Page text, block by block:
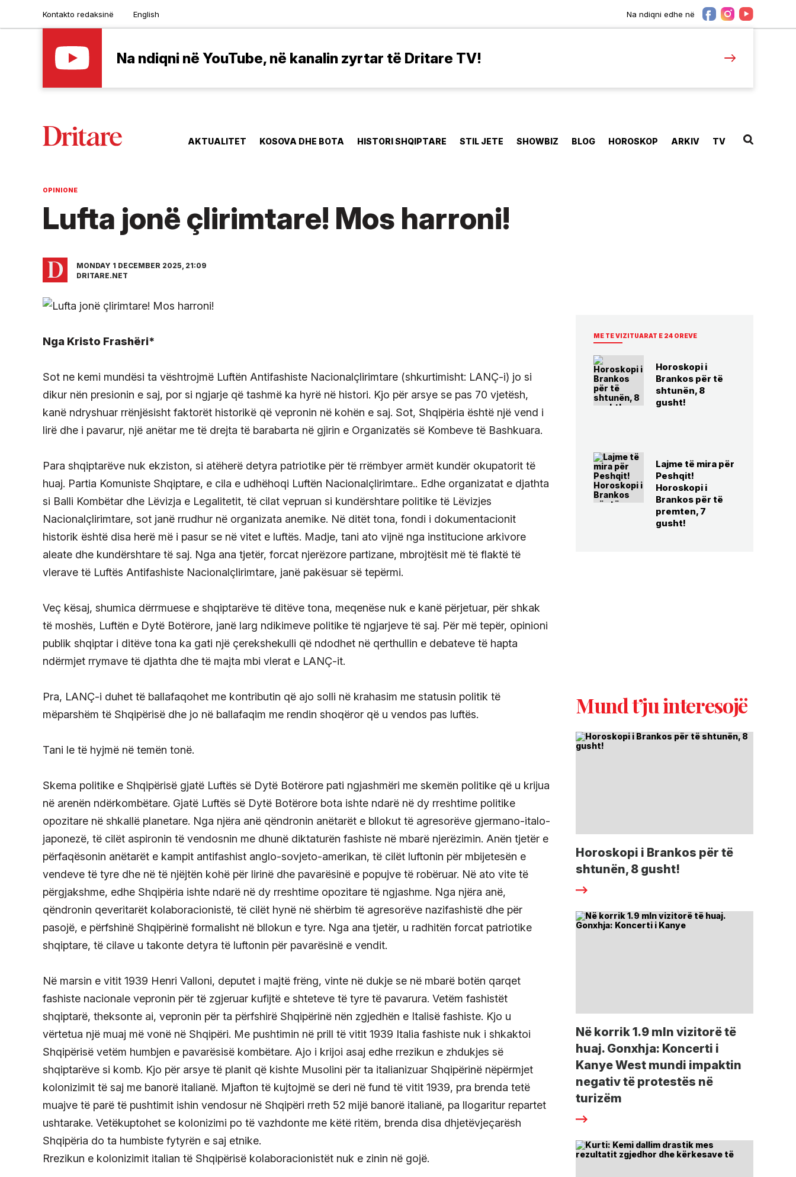
Kontakto redaksinë English Na ndiqni edhe në
Na ndiqni në YouTube, në kanalin zyrtar të Dritare TV!
AKTUALITET KOSOVA DHE BOTA HISTORI SHQIPTARE STIL JETE SHOWBIZ BLOG HOROSKOP ARKIV TV
OPINIONE
Lufta jonë çlirimtare! Mos harroni!
MONDAY 1 DECEMBER 2025, 21:09
DRITARE.NET
Nga Kristo Frashëri*
Sot ne kemi mundësi ta vështrojmë Luftën Antifashiste Nacionalçlirimtare (shkurtimisht: LANÇ-i) jo si
dikur nën presionin e saj, por si ngjarje që tashmë ka hyrë në histori. Kjo për arsye se pas 70 vjetësh,
kanë ndryshuar rrënjësisht faktorët historikë që vepronin në kohën e saj. Sot, Shqipëria është një vend i
lirë dhe i pavarur, një anëtar me të drejta të barabarta në gjirin e Organizatës së Kombeve të Bashkuara.
Para shqiptarëve nuk ekziston, si atëherë detyra patriotike për të rrëmbyer armët kundër okupatorit të
huaj. Partia Komuniste Shqiptare, e cila e udhëhoqi Luftën Nacionalçlirimtare.. Edhe organizatat e djathta
si Balli Kombëtar dhe Lëvizja e Legalitetit, të cilat vepruan si kundërshtare politike të Lëvizjes
Nacionalçlirimtare, sot janë rrudhur në organizata anemike. Në ditët tona, fondi i dokumentacionit
historik është disa herë më i pasur se në vitet e luftës. Madje, tani ato vijnë nga institucione arkivore
aleate dhe kundërshtare të saj. Nga ana tjetër, forcat njerëzore partizane, mbrojtësit më të flaktë të
vlerave të Luftës Antifashiste Nacionalçlirimtare, janë pakësuar së tepërmi.
Veç kësaj, shumica dërrmuese e shqiptarëve të ditëve tona, meqenëse nuk e kanë përjetuar, për shkak
të moshës, Luftën e Dytë Botërore, janë larg ndikimeve politike të ngjarjeve të saj. Për më tepër, opinioni
publik shqiptar i ditëve tona ka gati një çerekshekulli që ndodhet në qerthullin e debateve të hapta
ndërmjet rrymave të djathta dhe të majta mbi vlerat e LANÇ-it.
Pra, LANÇ-i duhet të ballafaqohet me kontributin që ajo solli në krahasim me statusin politik të
mëparshëm të Shqipërisë dhe jo në ballafaqim me rendin shoqëror që u vendos pas luftës.
Tani le të hyjmë në temën tonë.
Skema politike e Shqipërisë gjatë Luftës së Dytë Botërore pati ngjashmëri me skemën politike që u krijua
në arenën ndërkombëtare. Gjatë Luftës së Dytë Botërore bota ishte ndarë në dy rreshtime politike
opozitare në shkallë planetare. Nga njëra anë qëndronin anëtarët e bllokut të agresorëve gjermano-italo-
japonezë, të cilët aspironin të vendosnin me dhunë diktaturën fashiste në mbarë njerëzimin. Anën tjetër e
përfaqësonin anëtarët e kampit antifashist anglo-sovjeto-amerikan, të cilët luftonin për mbijetesën e
vendeve të tyre dhe në të njëjtën kohë për lirinë dhe pavarësinë e popujve të robëruar. Në ato vite të
përgjakshme, edhe Shqipëria ishte ndarë në dy rreshtime opozitare të ngjashme. Nga njëra anë,
qëndronin qeveritarët kolaboracionistë, të cilët hynë në shërbim të agresorëve nazifashistë dhe për
pasojë, e përfshinë Shqipërinë formalisht në bllokun e tyre. Nga ana tjetër, u radhitën forcat patriotike
shqiptare, të cilave u takonte detyra të luftonin për pavarësinë e vendit.
Në marsin e vitit 1939 Henri Valloni, deputet i majtë frëng, vinte në dukje se në mbarë botën qarqet
fashiste nacionale vepronin për të zgjeruar kufijtë e shteteve të tyre të pavarura. Vetëm fashistët
shqiptarë, theksonte ai, vepronin për ta përfshirë Shqipërinë nën zgjedhën e Italisë fashiste. Kjo u
vërtetua një muaj më vonë në Shqipëri. Me pushtimin në prill të vitit 1939 Italia fashiste nuk i shkaktoi
Shqipërisë vetëm humbjen e pavarësisë kombëtare. Ajo i krijoi asaj edhe rrezikun e zhdukjes së
shqiptarëve si komb. Kjo për arsye të planit që kishte Musolini për ta italianizuar Shqipërinë nëpërmjet
kolonizimit të saj me banorë italianë. Mjafton të kujtojmë se deri në fund të vitit 1939, pra brenda tetë
muajve të parë të pushtimit ishin vendosur në Shqipëri rreth 52 mijë banorë italianë, pa llogaritur repartet
ushtarake. Vetëkuptohet se kolonizimi po të vazhdonte me këtë ritëm, brenda disa dhjetëvjeçarësh
Shqipëria do ta humbiste fytyrën e saj etnike.
Rrezikun e kolonizimit italian të Shqipërisë kolaboracionistët nuk e zinin në gojë.
ME TE VIZITUARAT E 24 OREVE
Horoskopi i
Brankos për të
shtunën, 8
gusht!
Lajme të mira për
Peshqit!
Horoskopi i
Brankos për të
premten, 7
gusht!
Mund t’ju interesojë
Horoskopi i Brankos për të
shtunën, 8 gusht!
Në korrik 1.9 mln vizitorë të
huaj. Gonxhja: Koncerti i
Kanye West mundi impaktin
negativ të protestës në
turizëm